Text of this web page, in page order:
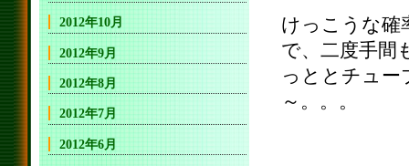
けっこうな確
で、二度手間
っととチュ
～。。。
2012年10月
2012年9月
2012年8月
2012年7月
2012年6月